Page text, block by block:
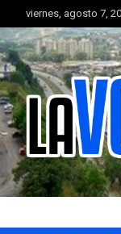
al
contenido
viernes, agosto 7,
La
Portal de noticias